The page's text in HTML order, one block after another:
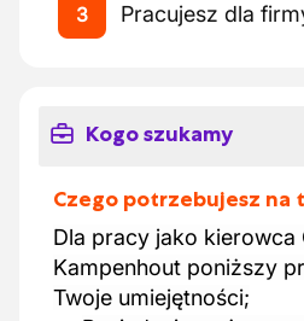
3 Pracujesz dla
Kogo szukamy
Czego potrzebujesz na
Dla pracy jako kierowca
Kampenhout poniższy
Twoje umiejętności;